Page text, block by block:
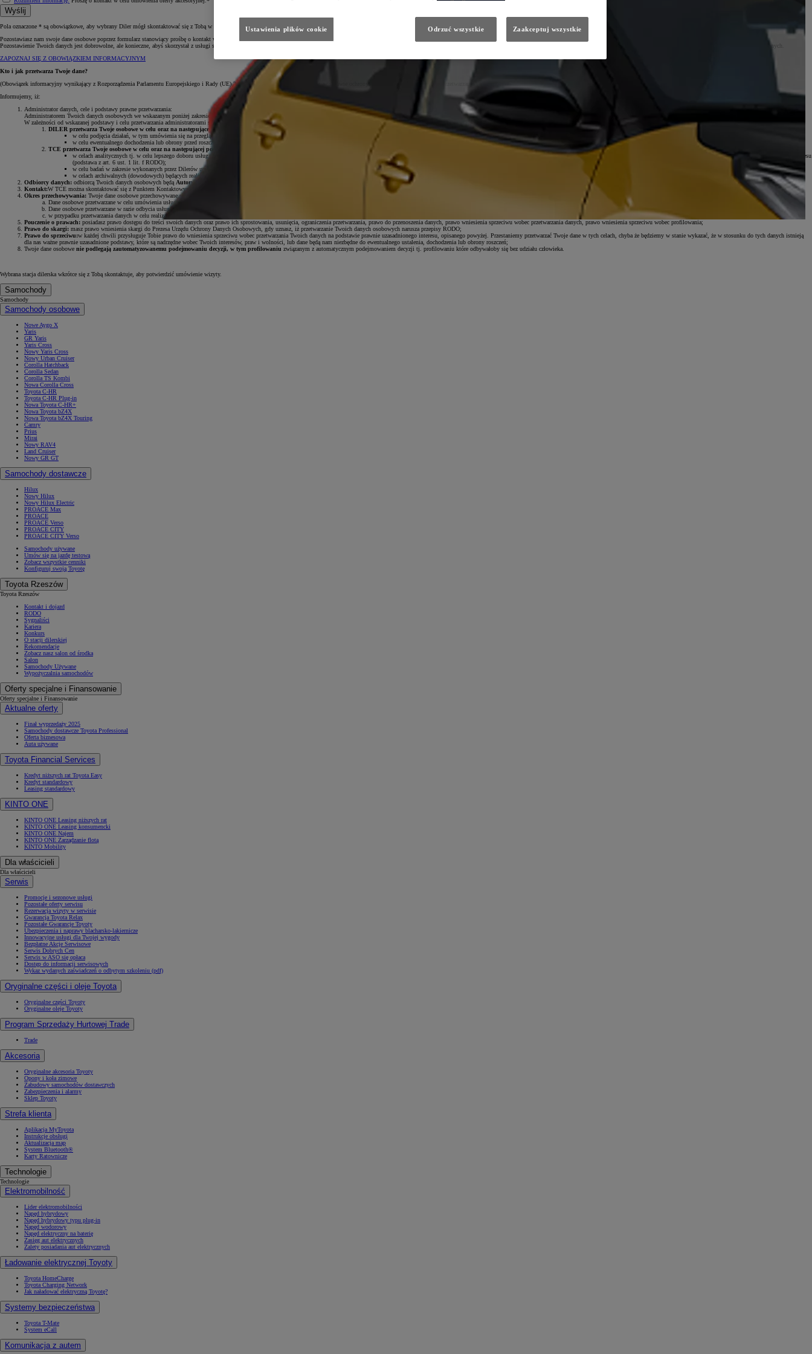
Od81 900 zł
Yaris Cross
HYBRID
Wyślij
Pola oznaczone * są obowiązkowe, aby wybrany Diler mógł skontaktować się z Tobą w celu omówienia oferty akcesoryjnej.
Pozostawiasz nam swoje dane osobowe poprzez formularz stanowiący prośbę o kontakt w celu poznania oferty akcesoryjnej Toyoty. W ten sposób, podajesz nam swoje dane celem skontaktowania się z Tobą telefonicznie lub mailowo.
Pozostawienie Twoich danych jest dobrowolne, ale konieczne, abyś skorzystał z usługi serwisowej lub przeglądu. W związku z usługą serwisową lub przeglądem i przekazanymi danymi, Toyota Central Europe Sp. z o.o., 02-673 Warszawa, ul. Konstruktorska 5 (TCE) oraz wybrany diler są administratorami Twoich danych.
ZAPOZNAJ SIĘ Z OBOWIĄZKIEM INFORMACYJNYM
Kto i jak przetwarza Twoje dane?
(Obowiązek informacyjny wynikający z Rozporządzenia Parlamentu Europejskiego i Rady (UE) 2016/679 z dnia 27 kwietnia 2016 r. w sprawie ochrony osób fizycznych w związku z przetwarzaniem danych osobowych i w sprawie swobodnego przepływu takich danych oraz uchylenia dyrektywy 95/46/WE (RODO))
Informujemy, iż:
Administrator danych, cele i podstawy prawne przetwarzania:
Administratorem Twoich danych osobowych we wskazanym poniżej zakresie są
Toyota Central Europe Sp. z o.o. , 02-673 Warszawa, ul. Konstruktorska 5 ( TCE) oraz wybrany Autoryzowany Diler Toyoty
W zależności od wskazanej podstawy i celu przetwarzania administratorami są:.
DILER przetwarza Twoje osobowe w celu oraz na następującej podstawie prawnej:
w celu podjęcia działań, w tym umówienia się na przegląd lub usługę serwisową, przed zawarciem umowy na podstawie zgłoszenia chęci skorzystania z usług przeglądu lub serwisu oraz w razie zawarcia umowy na takie usługi w celu jej wykonania (podstawa z art. 6 ust 1 lit. b RODO),
w celu ewentualnego dochodzenia lub obrony przed roszczeniami będącym realizacją prawnie uzasadnionego interesu Dilera (podstawa z art. 6 ust. 1 lit. f RODO) (np. zapłata mandatu);
TCE przetwarza Twoje osobowe w celu oraz na następującej podstawie prawnej:
w celach analitycznych tj. w celu lepszego doboru usług do potrzeb klientów Toyota, ogólnej optymalizacji produktów Toyota, optymalizacji procesów obsługi, budowania wiedzy o klientach Toyota, analizy finansowej TCE oraz sieci dilerskiej, będących realizacją naszego prawnie uzasadnionego interesu
(podstawa z art. 6 ust. 1 lit. f RODO);
w celu badań w zakresie wykonanych przez Dilerów umów i usług w tym posprzedażnych, które odbywają się w związku z działaniem sieci dilerskiej) (podstawa z art. 6 ust. 1 lit. f RODO);
w celach archiwalnych (dowodowych) będących realizacją naszego prawnie uzasadnionego interesu zabezpieczenia informacji na wypadek prawnej potrzeby wykazania faktów (art. 6 ust. 1 lit. f RODO);
Odbiorcy danych: odbiorcą Twoich danych osobowych będą Autoryzowani Dilerzy Toyoty w Polsce (Dilerzy)
, firmy współpracujące w zakresie usług IT, usług marketingowych, badań rynku, call center, spółki z grupy TOYOTA;
Kontakt:W TCE można skontaktować się z Punktem Kontaktowym Ochrony Danych pod adresem e-mail:
Okres przechowywania: Twoje dane osobowe przechowywane są:
Dane osobowe przetwarzane w celu umówienia usługi serwisu lub przeglądu przez okres do 6 miesięcy;
Dane osobowe przetwarzane w razie odbycia usługi serwisu lub przeglądu będziemy przechowywać przez czas w jakim mogą ujawnić się roszczenia związane z usługą;
w przypadku przetwarzania danych w celu realizacji naszego prawnie uzasadnionego interesu - przez okres do czasu złożenia przez Ciebie sprzeciwu, z zastrzeżeniem konieczności przetwarzania danych do końca okresu niezbędnego do ustalenia, dochodzenia lub obrony roszczeń.
Pouczenie o prawach: posiadasz prawo dostępu do treści swoich danych oraz prawo ich sprostowania, usunięcia, ograniczenia przetwarzania, prawo do przenoszenia danych, prawo wniesienia sprzeciwu wobec przetwarzania danych, prawo wniesienia sprzeciwu wobec profilowania;
Prawo do skargi: masz prawo wniesienia skargi do Prezesa Urzędu Ochrony Danych Osobowych, gdy uznasz, iż przetwarzanie Twoich danych osobowych narusza przepisy RODO;
Prawo do sprzeciwu:w każdej chwili przysługuje Tobie prawo do wniesienia sprzeciwu wobec przetwarzania Twoich danych na podstawie prawnie uzasadnionego interesu, opisanego powyżej. Przestaniemy przetwarzać Twoje dane w tych celach, chyba że będziemy w stanie wykazać, że w stosunku do tych danych istnieją
dla nas ważne prawnie uzasadnione podstawy, które są nadrzędne wobec Twoich interesów, praw i wolności, lub dane będą nam niezbędne do ewentualnego ustalenia, dochodzenia lub obrony roszczeń;
Twoje dane osobowe nie podlegają zautomatyzowanemu podejmowaniu decyzji, w tym profilowaniu związanym z automatycznym podejmowaniem decyzji tj. profilowaniu które odbywałoby się bez udziału człowieka.
Wybrana stacja dilerska wkrótce się z Tobą skontaktuje, aby potwierdzić umówienie wizyty.
Samochody
Samochody
Samochody osobowe
Nowe Aygo X
Yaris
GR Yaris
Yaris Cross
Nowy Yaris Cross
Nowy Urban Cruiser
Corolla Hatchback
Corolla Sedan
Corolla TS Kombi
Nowa Corolla Cross
Toyota C-HR
Toyota C-HR Plug-in
Nowa Toyota C-HR+
Nowa Toyota bZ4X
Nowa Toyota bZ4X Touring
Camry
Prius
Mirai
Nowy RAV4
Land Cruiser
Nowy GR GT
Samochody dostawcze
Hilux
Nowy Hilux
Nowy Hilux Electric
PROACE Max
PROACE
PROACE Verso
PROACE CITY
PROACE CITY Verso
Samochody używane
Umów się na jazdę testową
Zobacz wszystkie cenniki
Konfiguruj swoją Toyotę
Toyota Rzeszów
Toyota Rzeszów
Kontakt i dojazd
RODO
Sygnaliści
Kariera
Konkurs
O stacji dilerskiej
Rekomendacje
Zobacz nasz salon od środka
Salon
Samochody Używane
Wypożyczalnia samochodów
Oferty specjalne i Finansowanie
Oferty specjalne i Finansowanie
Aktualne oferty
Finał wyprzedaży 2025
Samochody dostawcze Toyota Professional
Oferta biznesowa
Auta używane
Toyota Financial Services
Kredyt niższych rat Toyota Easy
Kredyt standardowy
Leasing standardowy
KINTO ONE
KINTO ONE Leasing niższych rat
KINTO ONE Leasing konsumencki
KINTO ONE Najem
KINTO ONE Zarządzanie flotą
KINTO Mobility
Dla właścicieli
Dla właścicieli
Serwis
Promocje i sezonowe usługi
Pozostałe oferty serwisu
Rezerwacja wizyty w serwisie
Gwarancja Toyota Relax
Pozostałe Gwarancje Toyoty
Ubezpieczenia i naprawy blacharsko-lakiernicze
Innowacyjne usługi dla Twojej wygody
Bezpłatne Akcje Serwisowe
Serwis Dobrych Cen
Serwis w ASO się opłaca
Dostęp do informacji serwisowych
Wykaz wydanych zaświadczeń o odbytym szkoleniu (pdf)
Oryginalne części i oleje Toyota
Oryginalne części Toyoty
Oryginalne oleje Toyoty
Program Sprzedaży Hurtowej Trade
Trade
Akcesoria
Oryginalne akcesoria Toyoty
Opony i koła zimowe
Zabudowy samochodów dostawczych
Zabezpieczenia i alarmy
Sklep Toyoty
Strefa klienta
Aplikacja MyToyota
Instrukcje obsługi
Aktualizacja map
System Bluetooth®
Karty Ratownicze
Technologie
Technologie
Elektromobilność
Lider elektromobilności
Napęd hybrydowy
Napęd hybrydowy typu plug-in
Napęd wodorowy
Napęd elektryczny na baterię
Zasięg aut elektrycznych
Zalety posiadania aut elektrycznych
Ładowanie elektrycznej Toyoty
Toyota HomeCharge
Toyota Charging Network
Jak naładować elektryczną Toyotę?
Systemy bezpieczeństwa
Toyota T-Mate
System eCall
Komunikacja z autem
Odrzuć wszystkie Zaakceptuj wszystkie
Ustawienia plików cookie